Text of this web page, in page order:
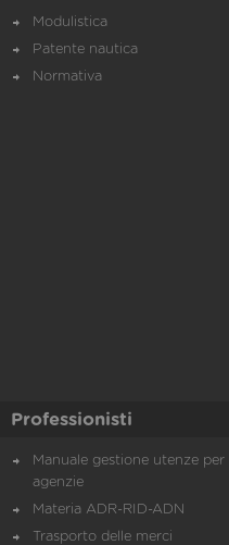
Modulistica
Patente nautica
Normativa
Professionisti
Manuale gestione utenze per
agenzie
Materia ADR-RID-ADN
Trasporto delle merci